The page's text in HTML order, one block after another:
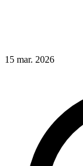
15 mar. 2026